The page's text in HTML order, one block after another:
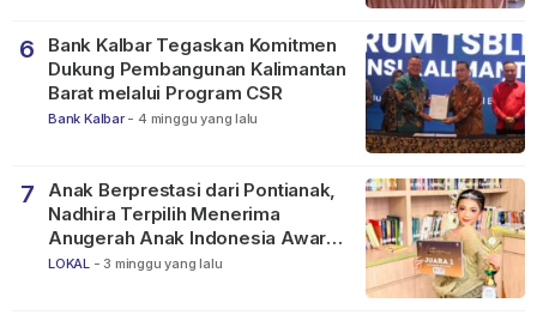
6
Bank Kalbar Tegaskan Komitmen
Dukung Pembangunan Kalimantan
Barat melalui Program CSR
Bank Kalbar - 4 minggu yang lalu
7
Anak Berprestasi dari Pontianak,
Nadhira Terpilih Menerima
Anugerah Anak Indonesia Awards
2026
LOKAL - 3 minggu yang lalu